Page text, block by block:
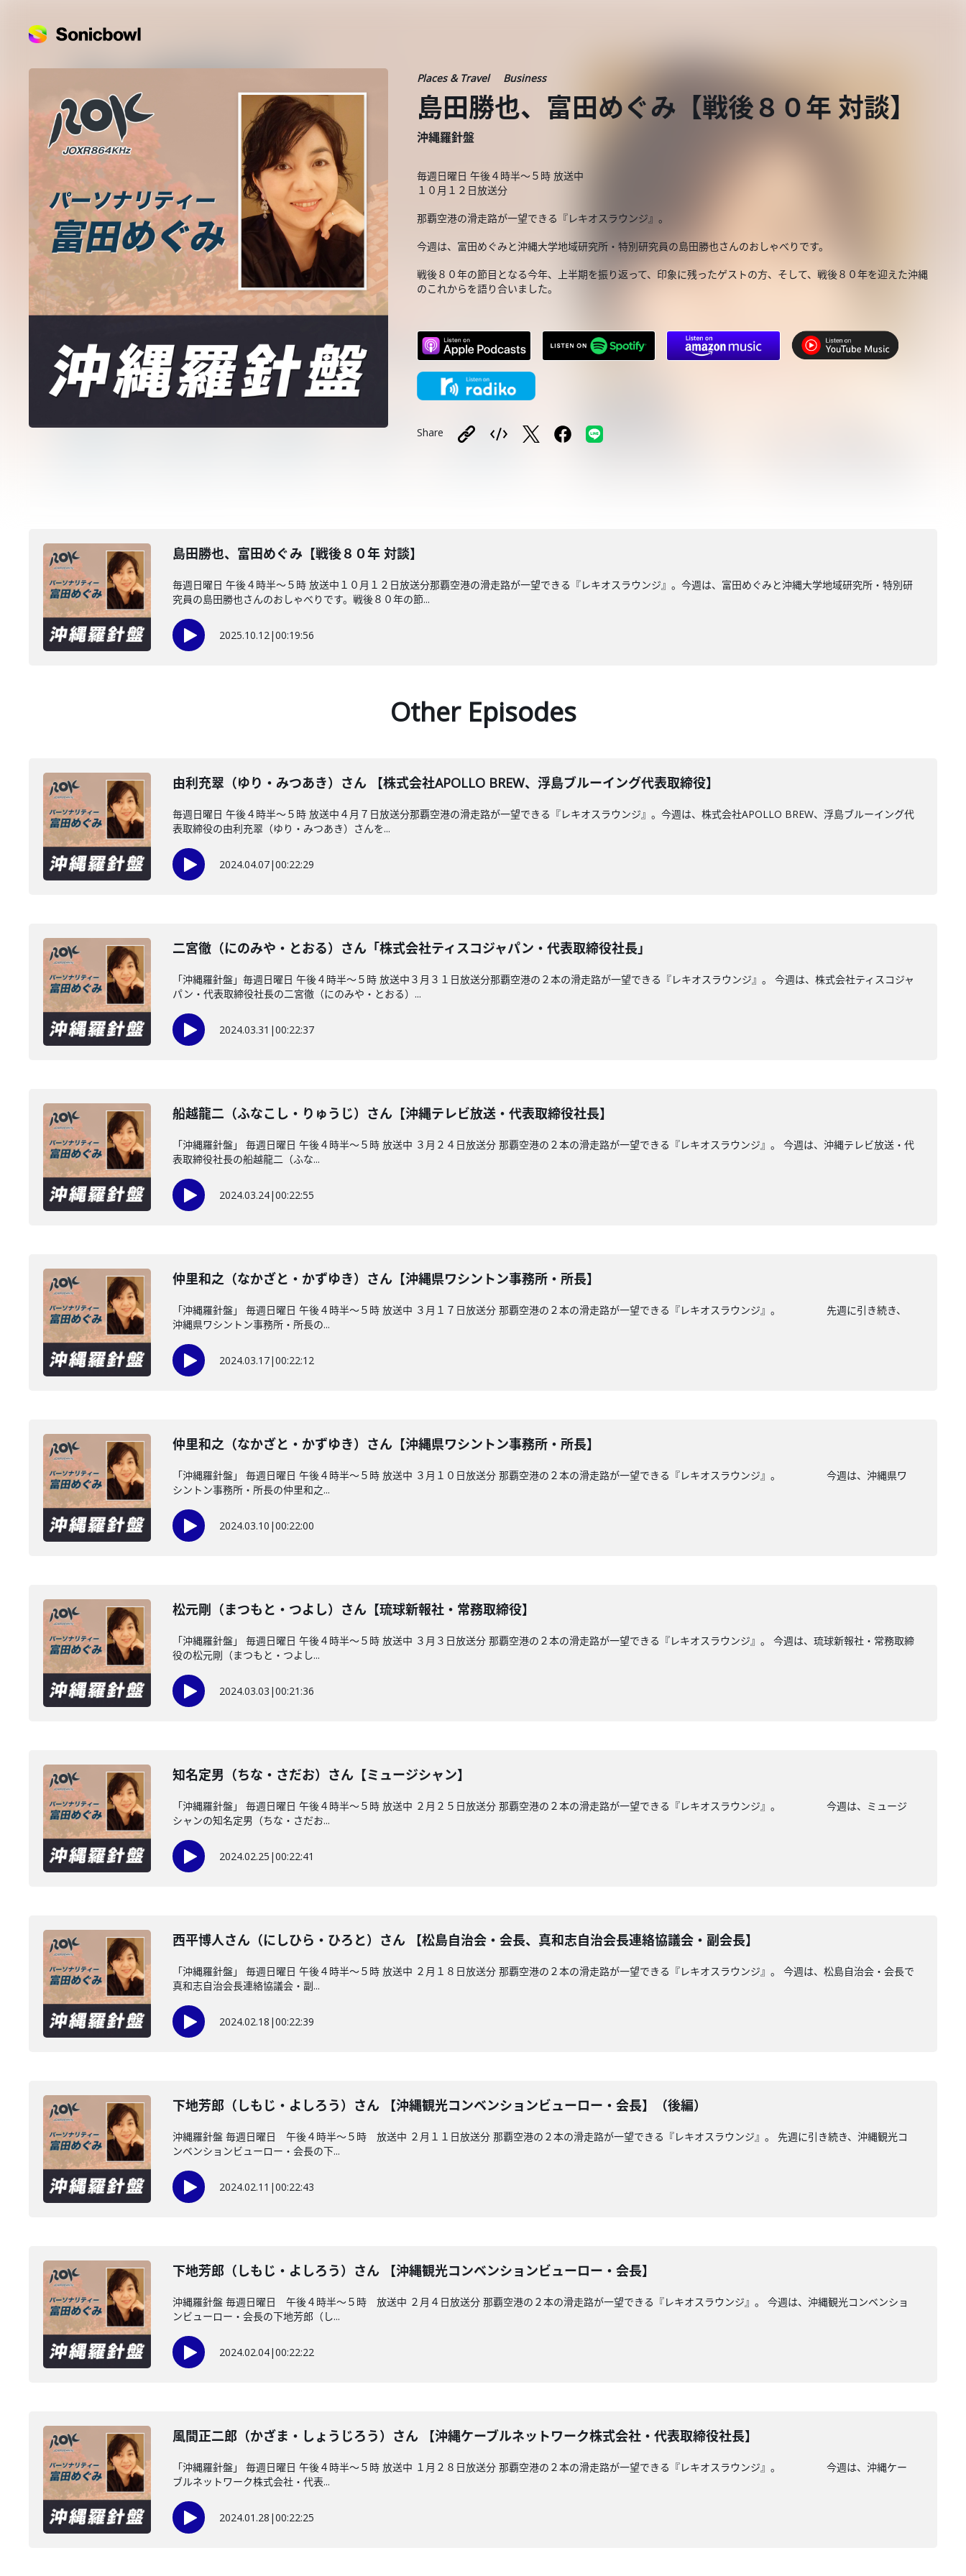
Places & Travel Business
島田勝也、富田めぐみ【戦後８０年 対談】
沖縄羅針盤
毎週日曜日 午後４時半～５時 放送中
１０月１２日放送分
那覇空港の滑走路が一望できる『レキオスラウンジ』。
今週は、富田めぐみと沖縄大学地域研究所・特別研究員の島田勝也さんのおしゃべりです。
戦後８０年の節目となる今年、上半期を振り返って、印象に残ったゲストの方、そして、戦後８０年を迎えた沖縄
のこれからを語り合いました。
Share
島田勝也、富田めぐみ【戦後８０年 対談】
毎週日曜日 午後４時半～５時 放送中１０月１２日放送分那覇空港の滑走路が一望できる『レキオスラウンジ』。今週は、富田めぐみと沖縄大学地域研究所・特別研
究員の島田勝也さんのおしゃべりです。戦後８０年の節...
2025.10.12|00:19:56
Other Episodes
由利充翠（ゆり・みつあき）さん 【株式会社APOLLO BREW、浮島ブルーイング代表取締役】
毎週日曜日 午後４時半～５時 放送中４月７日放送分那覇空港の滑走路が一望できる『レキオスラウンジ』。今週は、株式会社APOLLO BREW、浮島ブルーイング代
表取締役の由利充翠（ゆり・みつあき）さんを...
2024.04.07|00:22:29
二宮徹（にのみや・とおる）さん「株式会社ティスコジャパン・代表取締役社長」
「沖縄羅針盤」毎週日曜日 午後４時半～５時 放送中３月３１日放送分那覇空港の２本の滑走路が一望できる『レキオスラウンジ』。 今週は、株式会社ティスコジャ
パン・代表取締役社長の二宮徹（にのみや・とおる）...
2024.03.31 |00:22:37
船越龍二（ふなこし・りゅうじ）さん【沖縄テレビ放送・代表取締役社長】
「沖縄羅針盤」 毎週日曜日 午後４時半～５時 放送中 ３月２４日放送分 那覇空港の２本の滑走路が一望できる『レキオスラウンジ』。 今週は、沖縄テレビ放送・代
表取締役社長の船越龍二（ふな...
2024.03.24|00:22:55
仲里和之（なかざと・かずゆき）さん【沖縄県ワシントン事務所・所長】
「沖縄羅針盤」 毎週日曜日 午後４時半～５時 放送中 ３月１７日放送分 那覇空港の２本の滑走路が一望できる『レキオスラウンジ』。 先週に引き続き、
沖縄県ワシントン事務所・所長の...
2024.03.17|00:22:12
仲里和之（なかざと・かずゆき）さん【沖縄県ワシントン事務所・所長】
「沖縄羅針盤」 毎週日曜日 午後４時半～５時 放送中 ３月１０日放送分 那覇空港の２本の滑走路が一望できる『レキオスラウンジ』。 今週は、沖縄県ワ
シントン事務所・所長の仲里和之...
2024.03.10 |00:22:00
松元剛（まつもと・つよし）さん【琉球新報社・常務取締役】
「沖縄羅針盤」 毎週日曜日 午後４時半～５時 放送中 ３月３日放送分 那覇空港の２本の滑走路が一望できる『レキオスラウンジ』。 今週は、琉球新報社・常務取締
役の松元剛（まつもと・つよし...
2024.03.03 |00:21:36
知名定男（ちな・さだお）さん【ミュージシャン】
「沖縄羅針盤」 毎週日曜日 午後４時半～５時 放送中 ２月２５日放送分 那覇空港の２本の滑走路が一望できる『レキオスラウンジ』。 今週は、ミュージ
シャンの知名定男（ちな・さだお...
2024.02.25 |00:22:41
西平博人さん（にしひら・ひろと）さん 【松島自治会・会長、真和志自治会長連絡協議会・副会長】
「沖縄羅針盤」 毎週日曜日 午後４時半～５時 放送中 ２月１８日放送分 那覇空港の２本の滑走路が一望できる『レキオスラウンジ』。 今週は、松島自治会・会長で
真和志自治会長連絡協議会・副...
2024.02.18 |00:22:39
下地芳郎（しもじ・よしろう）さん 【沖縄観光コンベンションビューロー・会長】（後編）
沖縄羅針盤 毎週日曜日 午後４時半～５時 放送中 ２月１１日放送分 那覇空港の２本の滑走路が一望できる『レキオスラウンジ』。 先週に引き続き、沖縄観光コ
ンベンションビューロー・会長の下...
2024.02.11 |00:22:43
下地芳郎（しもじ・よしろう）さん 【沖縄観光コンベンションビューロー・会長】
沖縄羅針盤 毎週日曜日 午後４時半～５時 放送中 ２月４日放送分 那覇空港の２本の滑走路が一望できる『レキオスラウンジ』。 今週は、沖縄観光コンベンショ
ンビューロー・会長の下地芳郎（し...
2024.02.04|00:22:22
風間正二郎（かざま・しょうじろう）さん 【沖縄ケーブルネットワーク株式会社・代表取締役社長】
「沖縄羅針盤」 毎週日曜日 午後４時半～５時 放送中 １月２８日放送分 那覇空港の２本の滑走路が一望できる『レキオスラウンジ』。 今週は、沖縄ケー
ブルネットワーク株式会社・代表...
2024.01.28 |00:22:25